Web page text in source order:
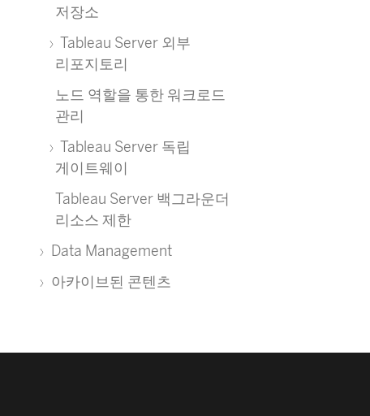
저장소
Tableau Server 외부
리포지토리
노드 역할을 통한 워크로드
관리
Tableau Server 독립
게이트웨이
Tableau Server 백그라운더
리소스 제한
Data Management
아카이브된 콘텐츠